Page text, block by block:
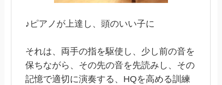
♪ピアノが上達し、頭のいい子に
それは、両手の指を駆使し、少し前の音を
保ちながら、その先の音を先読みし、その
記憶で適切に演奏する、HQを高める訓練